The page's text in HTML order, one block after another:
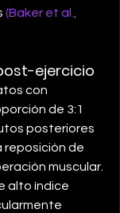
(Baker et al.,
ejercicio
con
de 3:1
posteriores
reposición de
muscular.
alto índice